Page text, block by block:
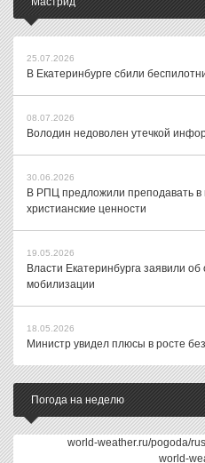
25.07.2026
В Екатеринбурге сбили
08.07.2026
Володин недоволен утечкой
30.06.2026
В РПЦ предложили преподавать в
христианские ценности
19.05.2026
Власти Екатеринбурга заявили об
мобилизации
18.05.2026
Министр увидел плюсы в росте
Погода на неделю
world-weather.ru/pogoda/
world-